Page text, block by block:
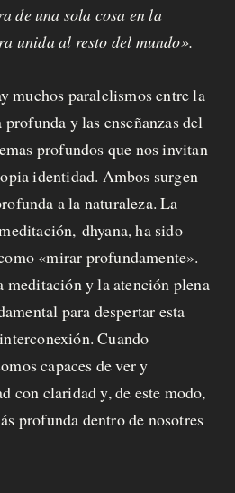
de una sola cosa en la
unida al resto del mundo».
muchos paralelismos entre la
y las enseñanzas del
profundos que nos invitan
identidad. Ambos surgen
a la naturaleza. La
dhyana, ha sido
«mirar profundamente».
y la atención plena
para despertar esta
Cuando
capaces de ver y
con claridad y, de este modo,
profunda dentro de nosotres